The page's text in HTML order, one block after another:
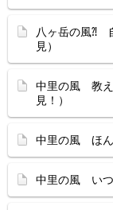
八ヶ岳の風⁈
見）
中里の風 教え
見！）
中里の風 ほん
中里の風 いつ